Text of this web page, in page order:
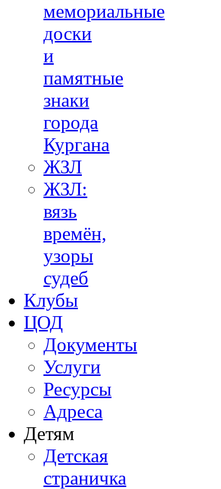
мемориальные
доски
и
памятные
знаки
города
Кургана
ЖЗЛ
ЖЗЛ:
вязь
времён,
узоры
судеб
Клубы
ЦОД
Документы
Услуги
Ресурсы
Адреса
Детям
Детская
страничка